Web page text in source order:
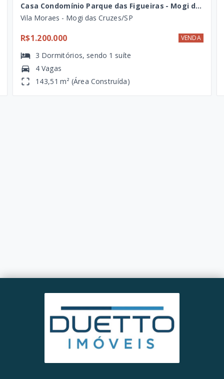
Casa Condomínio Parque das Figueiras - Mogi das Cruzes - SP
Vila Moraes - Mogi das Cruzes/SP
R$1.200.000 VENDA
3 Dormitórios, sendo 1 suíte
4 Vagas
143,51 m² (Área Construída)